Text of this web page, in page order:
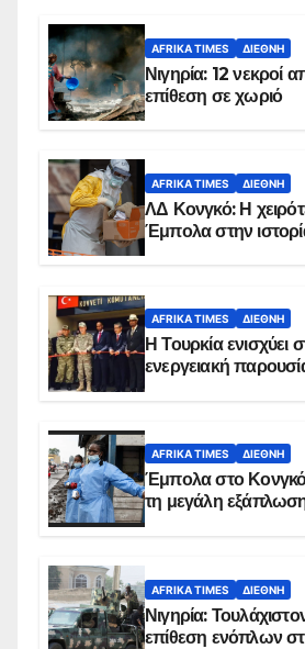
AFRIKA TIMES ΔΙΕΘΝΉ
Νιγηρία: 12 νεκροί
επίθεση σε χωριό
AFRIKA TIMES ΔΙΕΘΝΉ
ΛΔ Κονγκό: Η
Έμπολα στην
AFRIKA TIMES ΔΙΕΘΝΉ
Η Τουρκία ενισχύει
ενεργειακή
AFRIKA TIMES ΔΙΕΘΝΉ
Έμπολα στο
τη μεγάλη
AFRIKA TIMES ΔΙΕΘΝΉ
Νιγηρία:
επίθεση ενόπλων